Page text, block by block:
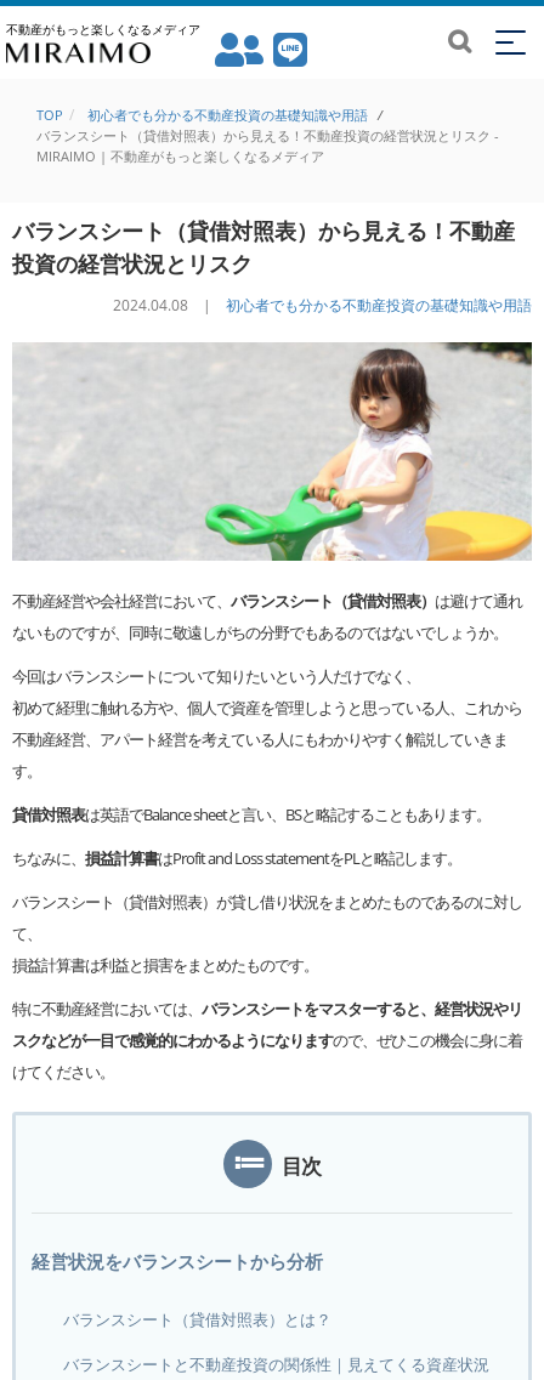
不動産がもっと楽しくなるメディア
TOP 初心者でも分かる不動産投資の基礎知識や用語 /
バランスシート（貸借対照表）から見える！不動産投資の経営状況とリスク -
MIRAIMO | 不動産がもっと楽しくなるメディア
バランスシート（貸借対照表）から見える！不動産
投資の経営状況とリスク
2024.04.08 | 初心者でも分かる不動産投資の基礎知識や用語
不動産経営や会社経営において、 バランスシート（貸借対照表） は避けて通れ
ないものですが、同時に敬遠しがちの分野でもあるのではないでしょうか。
今回はバランスシートについて知りたいという人だけでなく、
初めて経理に触れる方や、個人で資産を管理しようと思っている人、これから
不動産経営、アパート経営を考えている人にもわかりやすく解説していきま
す。
貸借対照表は英語でBalance sheetと言い、BSと略記することもあります。
ちなみに、 損益計算書はProfit and Loss statementをPLと略記します。
バランスシート（貸借対照表）が貸し借り状況をまとめたものであるのに対し
て、
損益計算書は利益と損害をまとめたものです。
特に不動産経営においては、 バランスシートをマスターすると、経営状況やリ
スクなどが一目で感覚的にわかるようになりますので、ぜひこの機会に身に着
けてください。
目次
経営状況をバランスシートから分析
バランスシート（貸借対照表）とは？
バランスシートと不動産投資の関係性｜見えてくる資産状況